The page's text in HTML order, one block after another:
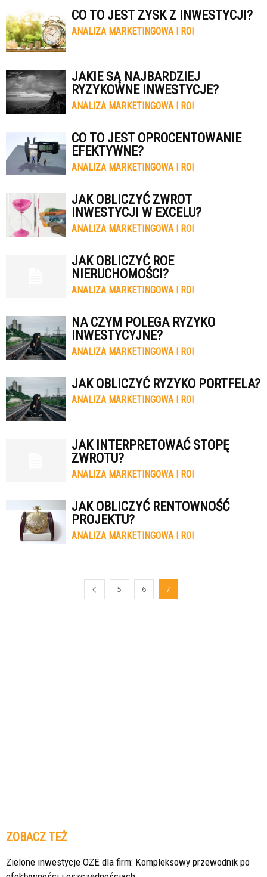
CO TO JEST ZYSK Z INWESTYCJI?
ANALIZA MARKETINGOWA I ROI
JAKIE SĄ NAJBARDZIEJ
RYZYKOWNE INWESTYCJE?
ANALIZA MARKETINGOWA I ROI
CO TO JEST OPROCENTOWANIE
EFEKTYWNE?
ANALIZA MARKETINGOWA I ROI
JAK OBLICZYĆ ZWROT
INWESTYCJI W EXCELU?
ANALIZA MARKETINGOWA I ROI
JAK OBLICZYĆ ROE
NIERUCHOMOŚCI?
ANALIZA MARKETINGOWA I ROI
NA CZYM POLEGA RYZYKO
INWESTYCYJNE?
ANALIZA MARKETINGOWA I ROI
JAK OBLICZYĆ RYZYKO PORTFELA?
ANALIZA MARKETINGOWA I ROI
JAK INTERPRETOWAĆ STOPĘ
ZWROTU?
ANALIZA MARKETINGOWA I ROI
JAK OBLICZYĆ RENTOWNOŚĆ
PROJEKTU?
ANALIZA MARKETINGOWA I ROI
5 6 7
ZOBACZ TEŻ
Zielone inwestycje OZE dla firm: Kompleksowy przewodnik po